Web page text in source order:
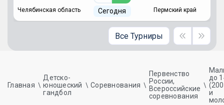
Челябинская область Сегодня Пермский край
Все Турниры
Главная
Детско-
юношеский
гандбол
Соревнования
Первенство
России,
Всероссийские
соревнования
до
и